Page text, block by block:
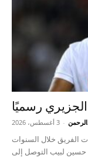
رسميًا
- 3 أغسطس، 2026
الفريق خلال السنوات
حسين لبيب التوصل إلى